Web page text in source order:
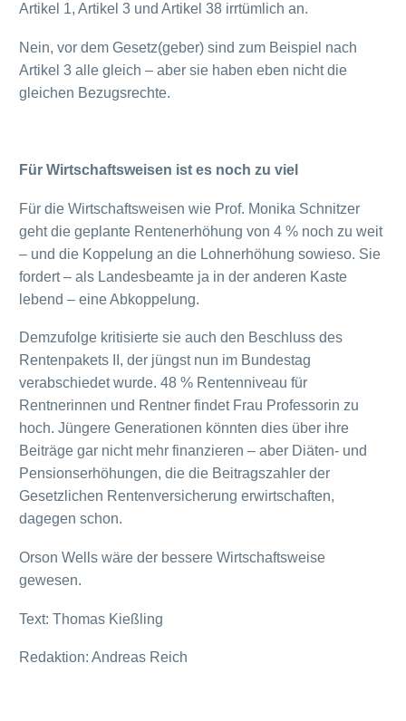
Artikel 1, Artikel 3 und Artikel 38 irrtümlich an.
Nein, vor dem Gesetz(geber) sind zum Beispiel nach
Artikel 3 alle gleich – aber sie haben eben nicht die
gleichen Bezugsrechte.
Für Wirtschaftsweisen ist es noch zu viel
Für die Wirtschaftsweisen wie Prof. Monika Schnitzer
geht die geplante Rentenerhöhung von 4 % noch zu weit
– und die Koppelung an die Lohnerhöhung sowieso. Sie
fordert – als Landesbeamte ja in der anderen Kaste
lebend – eine Abkoppelung.
Demzufolge kritisierte sie auch den Beschluss des
Rentenpakets II, der jüngst nun im Bundestag
verabschiedet wurde. 48 % Rentenniveau für
Rentnerinnen und Rentner findet Frau Professorin zu
hoch. Jüngere Generationen könnten dies über ihre
Beiträge gar nicht mehr finanzieren – aber Diäten- und
Pensionserhöhungen, die die Beitragszahler der
Gesetzlichen Rentenversicherung erwirtschaften,
dagegen schon.
Orson Wells wäre der bessere Wirtschaftsweise
gewesen.
Text: Thomas Kießling
Redaktion: Andreas Reich